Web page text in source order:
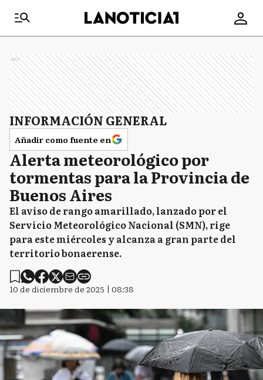
Ads
INFORMACIÓN GENERAL
Añadir como fuente en
Alerta meteorológico por
tormentas para la Provincia de
Buenos Aires
El aviso de rango amarillado, lanzado por el
Servicio Meteorológico Nacional (SMN), rige
para este miércoles y alcanza a gran parte del
territorio bonaerense.
10 de diciembre de 2025 | 08:38